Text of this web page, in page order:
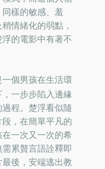
樣的敏感、羞
情緒化的弱點，
的電影中有著不
一個男孩在生活環
一步步陷入邊緣
程。楚浮看似隨
，在簡單平凡的
一次又一次的希
累贅言語詮釋即
後，安端逃出教